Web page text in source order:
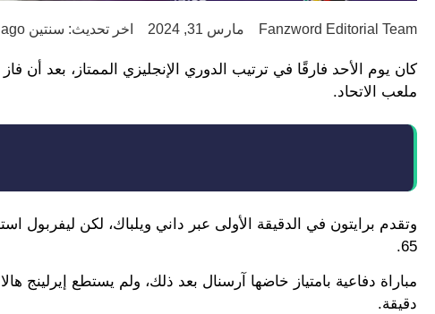
Fanzword Editorial Team مارس 31, 2024 اخر تحديث: سنتين ago
ملعب الاتحاد.
65.
دقيقة.